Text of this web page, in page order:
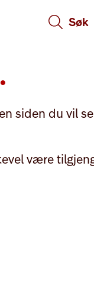
Søk
siden du vil
være